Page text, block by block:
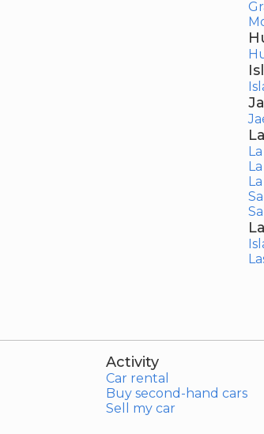
Activity
Car rental
Buy second-hand cars
Sell my car